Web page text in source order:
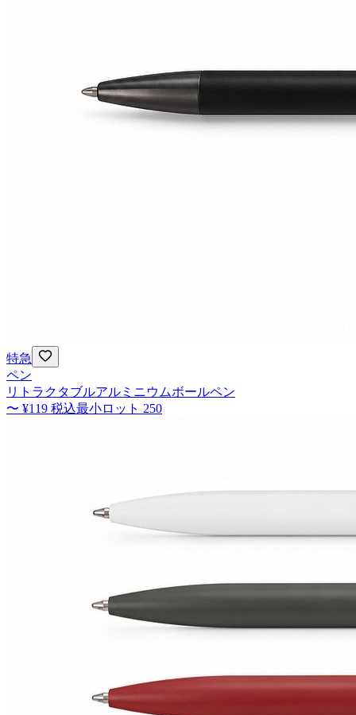
特急
ペン
リトラクタブルアルミニウムボールペン
〜 ¥119 税込最小ロット 250